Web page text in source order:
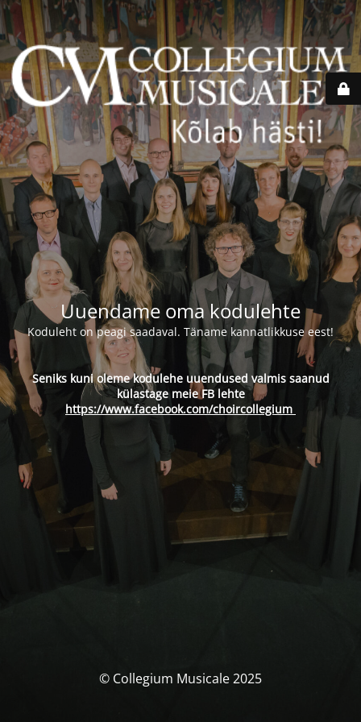
Uuendame oma kodulehte
Koduleht on peagi saadaval. Täname kannatlikkuse eest!
Seniks kuni oleme kodulehe uuendused valmis saanud
külastage meie FB lehte
https://www.facebook.com/choircollegium
© Collegium Musicale 2025